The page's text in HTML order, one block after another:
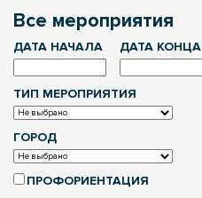
Все мероприятия
ДАТА НАЧАЛА ДАТА КОНЦА
ТИП МЕРОПРИЯТИЯ
ГОРОД
ПРОФОРИЕНТАЦИЯ